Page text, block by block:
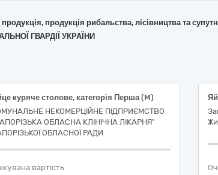
продукція рибальства, лісівництва та
ГВАРДІЇ УКРАЇНИ
куряче столове, категорія Перша (M)
НЕКОМЕРЦІЙНЕ ПІДПРИЄМСТВО
ОБЛАСНА КЛІНІЧНА ЛІКАРНЯ"
ОБЛАСНОЇ РАДИ
вартість